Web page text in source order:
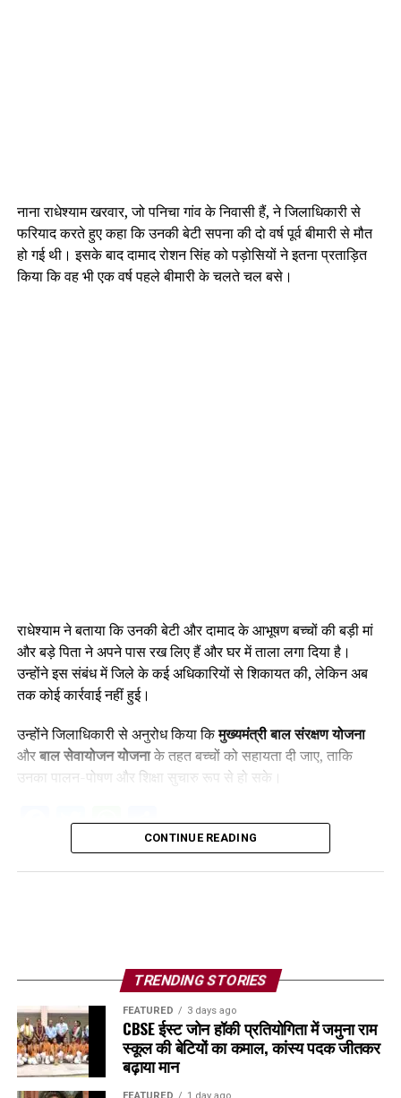
नाना राधेश्याम खरवार, जो पनिचा गांव के निवासी हैं, ने जिलाधिकारी से
फरियाद करते हुए कहा कि उनकी बेटी सपना की दो वर्ष पूर्व बीमारी से मौत
हो गई थी। इसके बाद दामाद रोशन सिंह को पड़ोसियों ने इतना प्रताड़ित
किया कि वह भी एक वर्ष पहले बीमारी के चलते चल बसे।
राधेश्याम ने बताया कि उनकी बेटी और दामाद के आभूषण बच्चों की बड़ी मां
और बड़े पिता ने अपने पास रख लिए हैं और घर में ताला लगा दिया है।
उन्होंने इस संबंध में जिले के कई अधिकारियों से शिकायत की, लेकिन अब
तक कोई कार्रवाई नहीं हुई।
उन्होंने जिलाधिकारी से अनुरोध किया किमुख्यमंत्री बाल संरक्षण योजना
औरबाल सेवायोजन योजनाके तहत बच्चों को सहायता दी जाए, ताकि
उनका पालन-पोषण और शिक्षा सुचारु रूप से हो सके।
Facebook
Twitter
WhatsApp
Share
CONTINUE READING
TRENDING STORIES
FEATURED 3 days ago
CBSE ईस्ट जोन हॉकी प्रतियोगिता में जमुना राम
स्कूल की बेटियों का कमाल, कांस्य पदक जीतकर
बढ़ाया मान
FEATURED 1 day ago